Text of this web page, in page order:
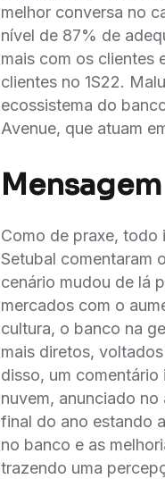
melhor conversa no
nível de 87% de
mais com os clientes
clientes no 1S22.
ecossistema do
Avenue, que atuam
Como de praxe, todo
Setubal comentaram
cenário mudou de lá
mercados com o
cultura, o banco na
mais diretos,
disso, um
nuvem, anunciado
final do ano estando
no banco e as
trazendo uma